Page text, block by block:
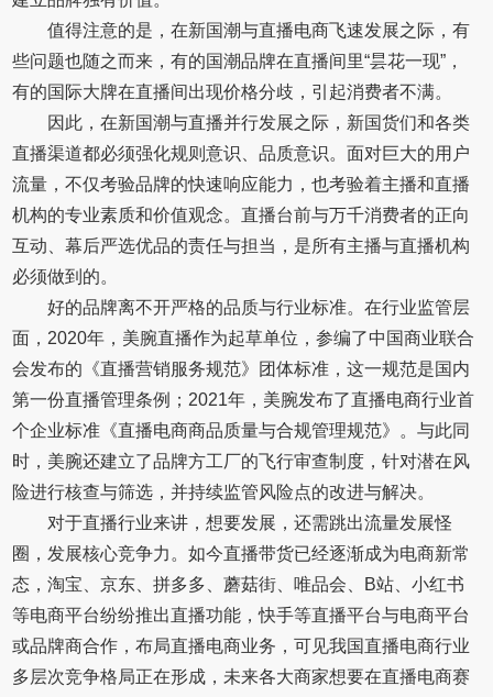
值得注意的是，在新国潮与直播电商飞速发展之际，有
些问题也随之而来，有的国潮品牌在直播间里“昙花一现”，
有的国际大牌在直播间出现价格分歧，引起消费者不满。
因此，在新国潮与直播并行发展之际，新国货们和各类
直播渠道都必须强化规则意识、品质意识。面对巨大的用户
流量，不仅考验品牌的快速响应能力，也考验着主播和直播
机构的专业素质和价值观念。直播台前与万千消费者的正向
互动、幕后严选优品的责任与担当，是所有主播与直播机构
必须做到的。
好的品牌离不开严格的品质与行业标准。在行业监管层
面，2020年，美腕直播作为起草单位，参编了中国商业联合
会发布的《直播营销服务规范》团体标准，这一规范是国内
第一份直播管理条例；2021年，美腕发布了直播电商行业首
个企业标准《直播电商商品质量与合规管理规范》。与此同
时，美腕还建立了品牌方工厂的飞行审查制度，针对潜在风
险进行核查与筛选，并持续监管风险点的改进与解决。
对于直播行业来讲，想要发展，还需跳出流量发展怪
圈，发展核心竞争力。如今直播带货已经逐渐成为电商新常
态，淘宝、京东、拼多多、蘑菇街、唯品会、B站、小红书
等电商平台纷纷推出直播功能，快手等直播平台与电商平台
或品牌商合作，布局直播电商业务，可见我国直播电商行业
多层次竞争格局正在形成，未来各大商家想要在直播电商赛